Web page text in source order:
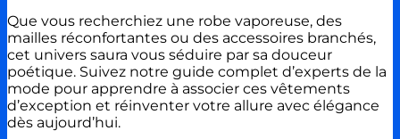
Que vous recherchiez une robe vaporeuse, des
mailles réconfortantes ou des accessoires branchés,
cet univers saura vous séduire par sa douceur
poétique. Suivez notre guide complet d’experts de la
mode pour apprendre à associer ces vêtements
d’exception et réinventer votre allure avec élégance
dès aujourd’hui.